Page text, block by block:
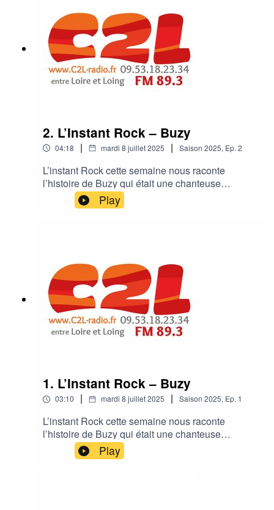
2. L’Instant Rock – Buzy
04:18 | mardi 8 juillet 2025 | Saison 2025, Ep. 2
L’instant Rock cette semaine nous raconte
l’histoire de Buzy qui était une chanteuse
française emblématique des années 80, connue
pour ses textes poétiques et sa présence
Play
1. L’Instant Rock – Buzy
03:10 | mardi 8 juillet 2025 | Saison 2025, Ep. 1
L’instant Rock cette semaine nous raconte
l’histoire de Buzy qui était une chanteuse
française emblématique des années 80, connue
pour ses textes poétiques et sa présence
Play